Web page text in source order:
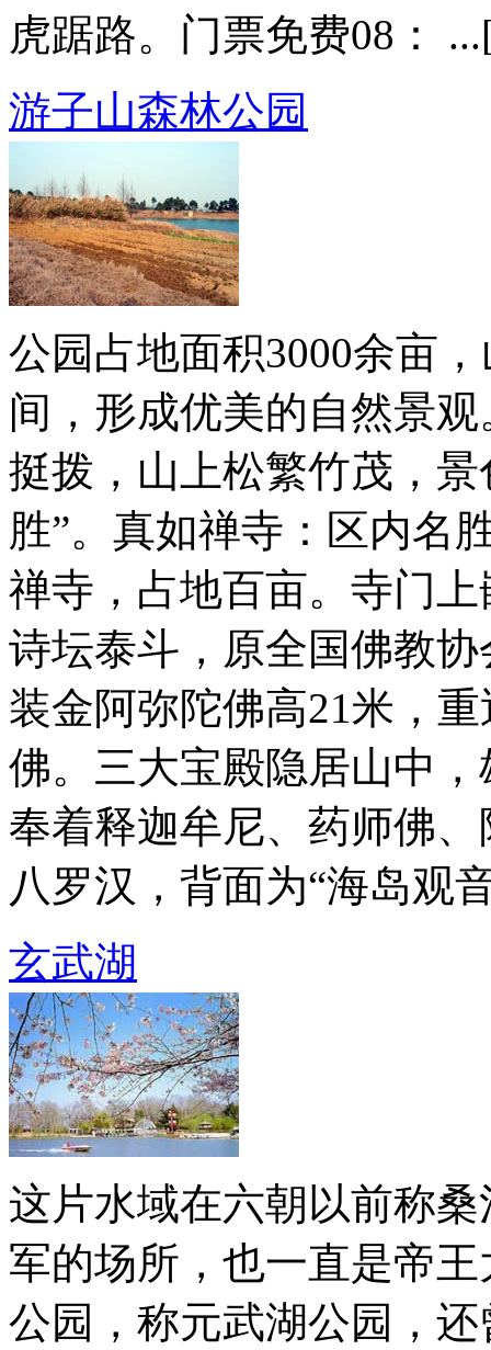
虎踞路。门票免费08：
游子山森林公园
公园占地面积3000余亩
间，形成优美的自然景
挺拨，山上松繁竹茂，
胜”。真如禅寺：区内名
禅寺，占地百亩。寺门
诗坛泰斗，原全国佛教
装金阿弥陀佛高21米，
佛。三大宝殿隐居山中
奉着释迦牟尼、药师佛
八罗汉，背面为“海岛观
玄武湖
这片水域在六朝以前称
军的场所，也一直是帝
公园，称元武湖公园，